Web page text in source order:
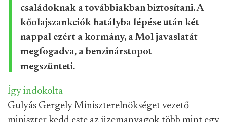
családoknak a továbbiakban biztosítani. A
kőolajszankciók hatályba lépése után két
nappal ezért a kormány, a Mol javaslatát
megfogadva, a benzinárstopot
megszünteti.
Így indokolta
Gulyás Gergely Miniszterelnökséget vezető